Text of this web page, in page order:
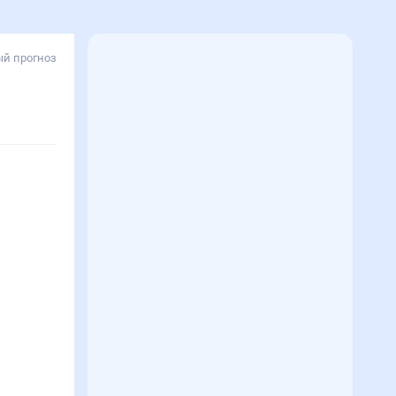
прогноз